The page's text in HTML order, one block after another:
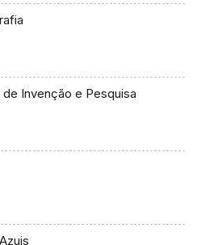
Invenção e Pesquisa